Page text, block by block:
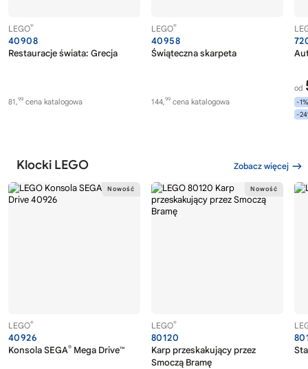
LEGO®
40908
Restauracje świata: Grecja
81,99 cena katalogowa
LEGO®
40958
Świąteczna skarpeta
144,99 cena katalogowa
od
-1%
-
Klocki LEGO Zobacz więcej
LEGO®
40926
Konsola SEGA® Mega Drive™
LEGO®
80120
Karp przeskakujący przez
Smoczą Bramę